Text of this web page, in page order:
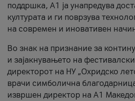
поддршка, A1 ја унапредува
културата и ги поврзува
на современ и иновативен
Во знак на признание за
и зајакнувањето на
директорот на НУ „Охридско
врачи симболична
извршен директор на A1